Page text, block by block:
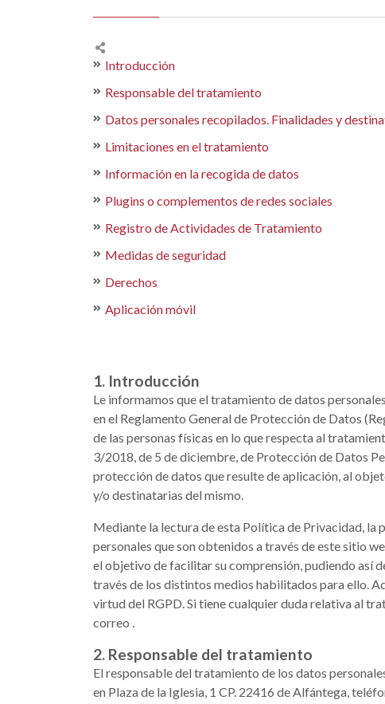
Introducción
Responsable del tratamiento
Datos personales recopilados. Finalidades y
Limitaciones en el tratamiento
Información en la recogida de datos
Plugins o complementos de redes sociales
Registro de Actividades de Tratamiento
Medidas de seguridad
Derechos
Aplicación móvil
1. Introducción
Le informamos que el tratamiento de datos
en el Reglamento General de Protección de Datos
de las personas físicas en lo que respecta al
3/2018, de 5 de diciembre, de Protección de Datos
protección de datos que resulte de aplicación, al
y/o destinatarias del mismo.
Mediante la lectura de esta Política de Privacidad, la
personales que son obtenidos a través de este sitio
el objetivo de facilitar su comprensión, pudiendo así
través de los distintos medios habilitados para ello.
virtud del RGPD. Si tiene cualquier duda relativa al
correo .
2. Responsable del tratamiento
El responsable del tratamiento de los datos
en Plaza de la Iglesia, 1 CP. 22416 de Alfántega,